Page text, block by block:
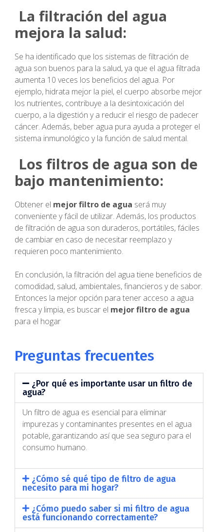
La filtración del agua
mejora la salud:
Se ha identificado que los sistemas de filtración de
agua son buenos para la salud, ya que el agua filtrada
aumenta 10 veces los beneficios del agua. Por
ejemplo, hidrata mejor la piel, el cuerpo absorbe mejor
los nutrientes, contribuye a la desintoxicación del
cuerpo, a la digestión y a reducir el riesgo de padecer
cáncer. Además, beber agua pura ayuda a proteger el
sistema inmunológico y la función de salud mental.
Los filtros de agua son de
bajo mantenimiento:
Obtener el mejor filtro de agua será muy
conveniente y fácil de utilizar. Además, los productos
de filtración de agua son duraderos, portátiles, fáciles
de cambiar en caso de necesitar reemplazo y
requieren poco mantenimiento.
En conclusión, la filtración del agua tiene beneficios de
comodidad, salud, ambientales, financieros y de sabor.
Entonces la mejor opción para tener acceso a agua
fresca y limpia, es buscar el mejor filtro de agua
para el hogar
Preguntas frecuentes
¿Por qué es importante usar un filtro de
agua?
Un filtro de agua es esencial para eliminar
impurezas y contaminantes presentes en el agua
potable, garantizando así que sea seguro para el
consumo humano.
¿Cómo sé qué tipo de filtro de agua
necesito para mi hogar?
¿Cómo puedo saber si mi filtro de agua
está funcionando correctamente?